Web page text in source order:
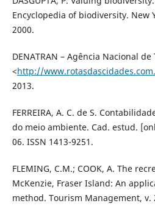
Encyclopedia of biodiversity. New
2000.
DENATRAN – Agência Nacional
<http://
2013.
FERREIRA, A. C. de S.
do meio ambiente. Cad. estud.
06. ISSN 1413-9251.
FLEMING, C.M.; COOK, A. The
McKenzie, Fraser Island: An
method. Tourism Management, v.